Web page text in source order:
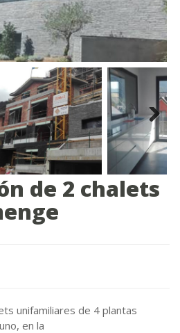
Next
de 2 chalets
unifamiliares de 4 plantas
en la